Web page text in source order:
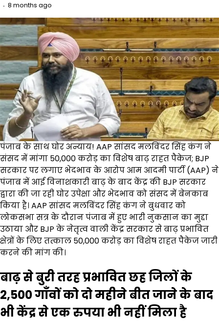
8 months ago
पंजाब के साथ घोर अन्याय! AAP सांसद मलविंदर सिंह कंग ने
संसद में मांगा ₹50,000 करोड़ का विशेष बाढ़ राहत पैकेज; BJP
सरकार पर लगाए भेदभाव के आरोप आम आदमी पार्टी (AAP) ने
पंजाब में आई विनाशकारी बाढ़ के बाद केंद्र की BJP सरकार
द्वारा की जा रही घोर उपेक्षा और भेदभाव को संसद में बेनकाब
किया है। AAP सांसद मलविंदर सिंह कंग ने बुधवार को
लोकसभा सत्र के दौरान पंजाब में हुए भारी नुकसान का मुद्दा
उठाया और BJP के नेतृत्व वाली केंद्र सरकार से बाढ़ प्रभावित
क्षेत्रों के लिए तत्काल ₹50,000 करोड़ का विशेष राहत पैकेज जारी
करने की मांग की।
बाढ़ से बुरी तरह प्रभावित छह जिलों के
2,500 गाँवों को दो महीने बीत जाने के बाद
भी केंद्र से एक रुपया भी नहीं मिला है